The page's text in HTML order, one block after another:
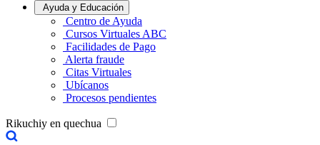
Ayuda y Educación
Centro de Ayuda
Cursos Virtuales ABC
Facilidades de Pago
Alerta fraude
Citas Virtuales
Ubícanos
Procesos pendientes
Rikuchiy en quechua